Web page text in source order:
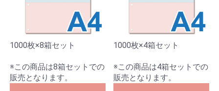
1000枚×8箱セット
※この商品は8箱セットでの
販売となります。
1000枚×4箱セット
※この商品は4箱セットでの
販売となります。